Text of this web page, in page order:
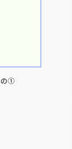
の①